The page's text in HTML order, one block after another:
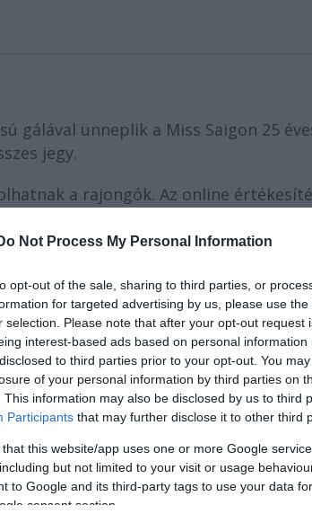
Not Process My Personal Information
opt-out of the sale, sharing to third parties, or
for targeted advertising by us, please use
selection. Please note that after your opt-out request
interest-based ads based on personal
to third parties prior to your opt-out. You
of your personal information by third parties on
This information may also be disclosed by us to third
Participants that may further disclose it to other third
that this website/app uses one or more Google
but not limited to your visit or usage
to Google and its third-party tags to use your data
consent section.
gálával ünneplik a Miss Saigon 25
jegy.
a rajongók. Az online
vehettek volna a nézők. 18 ezren
1700 ember fér el. A jubileumi esten
a BBC2 rögzíti és szeptember